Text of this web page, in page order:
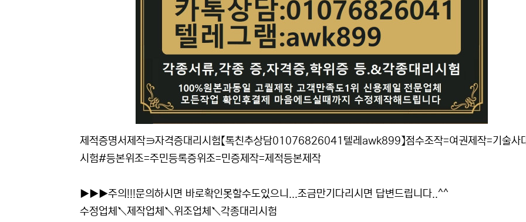
제적증명서제작∋자격증대리시험【톡친추상담01076826041텔레awk899】점수조작=여권제작=기술사
시험#등본위조=주민등록증위조=민증제작=제적등본제작
▶▶▶주의!!!문의하시면 바로확인못할수도있으니...조금만기다리시면 답변드립니다..^^
수정업체↖제작업체↖위조업체↖각종대리시험